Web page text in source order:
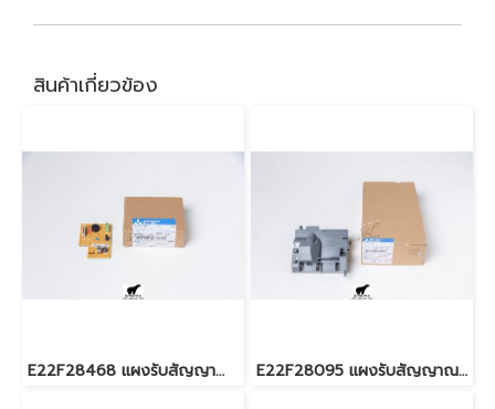
สินค้าเกี่ยวข้อง
E22F28468 แผงรับสัญญาณรีโมท สำหรับแอร์มิตซู รุ่น MS-SGF,SFH,GJ18,24 E22F28095 แผงรับสัญญาณรีโมท สำหรับแอร์มิตซู รุ่น MS-GN18,24